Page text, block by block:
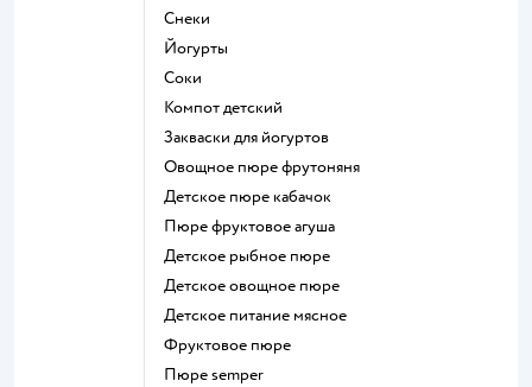
Снеки
йогурты
Соки
компот детский
Закваски для йогуртов
овощное пюре фрутоняня
детское пюре кабачок
пюре фруктовое агуша
детское рыбное пюре
детское овощное пюре
детское питание мясное
фруктовое пюре
пюре semper